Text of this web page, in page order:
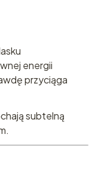
energii
przyciąga
subtelną